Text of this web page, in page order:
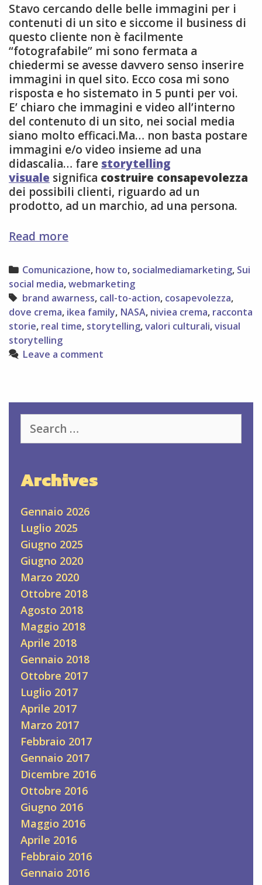
Stavo cercando delle belle immagini per i
contenuti di un sito e siccome il business di
questo cliente non è facilmente
“fotografabile” mi sono fermata a
chiedermi se avesse davvero senso inserire
immagini in quel sito. Ecco cosa mi sono
risposta e ho sistemato in 5 punti per voi.
E’ chiaro che immagini e video all’interno
del contenuto di un sito, nei social media
siano molto efficaci.Ma… non basta postare
immagini e/o video insieme ad una
didascalia… fare storytelling
visuale significa costruire consapevolezza
dei possibili clienti, riguardo ad un
prodotto, ad un marchio, ad una persona.
Read more5
per
rinforzare
lo
storytelling
visuale
Categories
Comunicazione, how to, socialmediamarketing, Sui
social media,webmarketing
Tags
brand awarness, call-to-action, cosapevolezza,
dove crema, ikea family, NASA, niviea crema, racconta
storie, real time, storytelling,valori culturali,visual
storytelling
Leave a comment
for:
Archives
Gennaio 2026
Luglio 2025
Giugno 2025
Giugno 2020
Marzo 2020
Ottobre 2018
Agosto 2018
Maggio 2018
Aprile 2018
Gennaio 2018
Ottobre 2017
Luglio 2017
Aprile 2017
Marzo 2017
Febbraio 2017
Gennaio 2017
Dicembre 2016
Ottobre 2016
Giugno 2016
Maggio 2016
Aprile 2016
Febbraio 2016
Gennaio 2016